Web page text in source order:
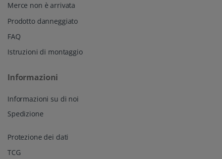
Merce non è arrivata
Prodotto danneggiato
FAQ
Istruzioni di montaggio
Informazioni
Informazioni su di noi
Spedizione
Protezione dei dati
TCG